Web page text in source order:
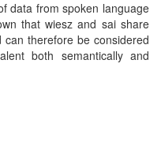
data from spoken language
that wiesz and sai share
therefore be considered
both semantically and